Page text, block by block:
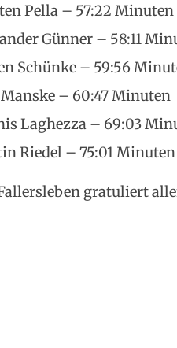
Pella – 57:22 Minuten
Günner – 58:11
Schünke – 59:56
– 60:47 Minuten
Laghezza – 69:03
Riedel – 75:01 Minuten
gratuliert